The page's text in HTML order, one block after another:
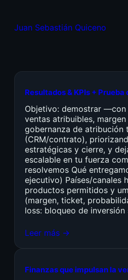
Juan Sebastián Quiceno
Resultados & KPIs + Prueba
Objetivo: demostrar
ventas atribuibles,
gobernanza de atribución
(CRM/contrato),
estratégicas y cierre, y
escalable en tu fuerza
resolvemos Qué
ejecutivo) Países/canales
productos permitidos y
(margen, ticket,
loss: bloqueo de inversión
Leer más →
Finanzas que impulsan la